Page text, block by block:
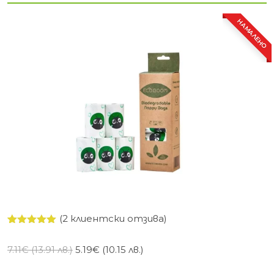
НАМАЛЕНО
базирано
(2 клиентски отзива)
7.11€(13.91 лв.) Original
5.19€ (10.15 лв.)